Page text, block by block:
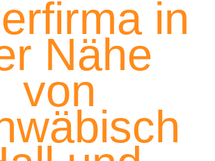
in
Nähe
von